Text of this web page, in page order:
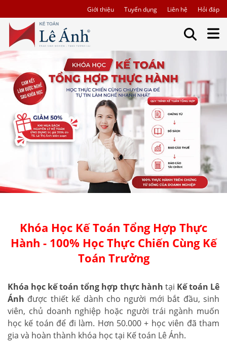
Giới thiệu Tuyển dụng Liên hệ Hỏi đáp
Khóa Học Kế Toán Tổng Hợp Thực
Hành - 100% Học Thực Chiến Cùng Kế
Toán Trưởng
Khóa học kế toán tổng hợp thực hành tại Kế toán Lê
Ánh được thiết kế dành cho người mới bắt đầu, sinh
viên, chủ doanh nghiệp hoặc người trái ngành muốn
học kế toán để đi làm. Hơn 50.000 + học viên đã tham
gia và hoàn thành khóa học tại Kế toán Lê Ánh.